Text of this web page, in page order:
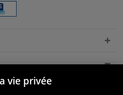
vie privée